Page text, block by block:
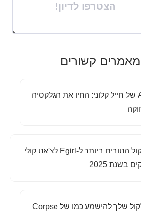
הצטרפו לדיון!
מאמרים קשורים
משנה קול AI של חייל קלוני: החיו את הגלקסיה
5 מחליפי הקול הטובים ביותר ל-Egirl לצ'אט קולי
בשנת 2025
איך לגרום לקול שלך להישמע כמו של Corpse